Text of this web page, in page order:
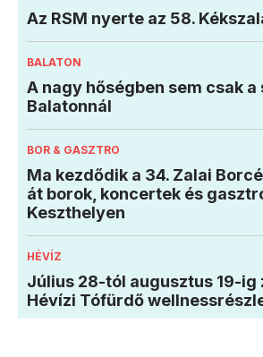
Az RSM nyerte az 58.
BALATON
A nagy hőségben sem csak
Balatonnál
BOR & GASZTRO
Ma kezdődik a 34. Zalai
át borok, koncertek és
Keszthelyen
HÉVÍZ
Július 28-tól augusztus 19-ig
Hévízi Tófürdő